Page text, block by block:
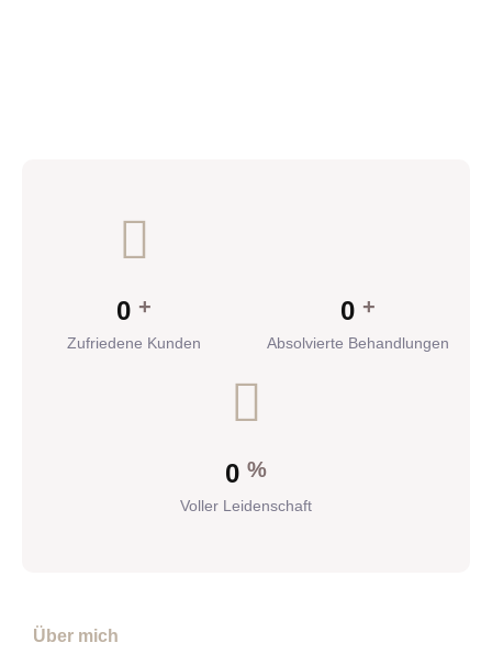
0 +
Zufriedene Kunden
0 +
Absolvierte Behandlungen
0 %
Voller Leidenschaft
Über mich